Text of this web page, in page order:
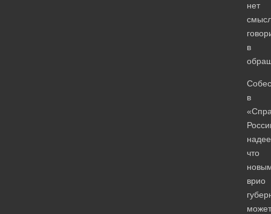
нет
в
в
что
врио
может